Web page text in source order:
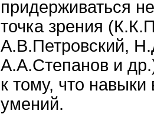
придерживаться
точка зрения
А.В.Петровский,
А.А.Степанов и
к тому, что
умений.